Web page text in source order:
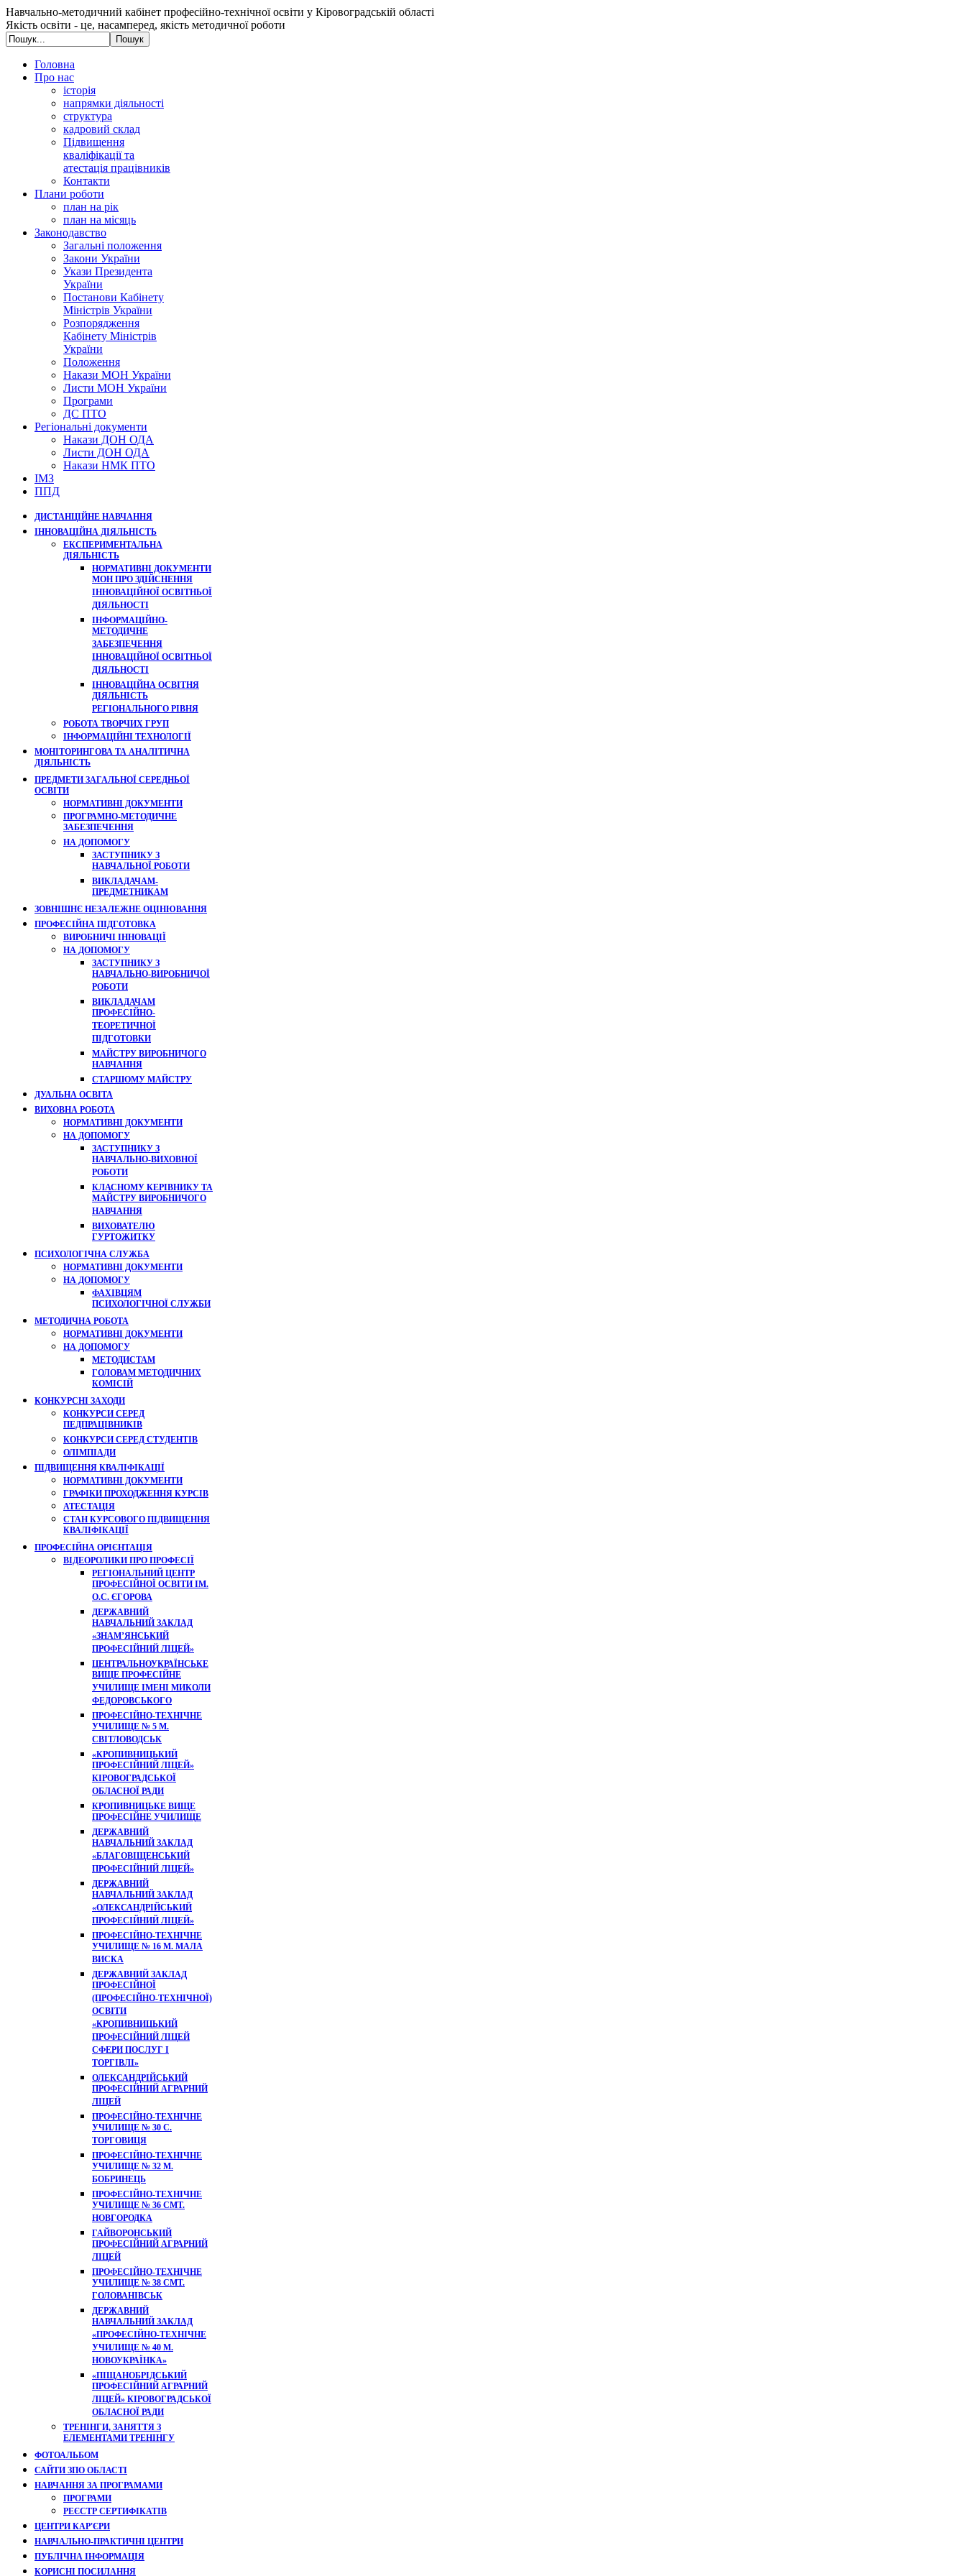
Навчально-методичний кабінет професійно-технічної освіти у Кіровоградській області
Якість освіти - це, насамперед, якість методичної роботи
Головна
Про нас
історія
напрямки діяльності
структура
кадровий склад
Підвищення
кваліфікації та
атестація працівників
Контакти
Плани роботи
план на рік
план на місяць
Законодавство
Загальні положення
Закони України
Укази Президента
України
Постанови Кабінету
Міністрів України
Розпорядження
Кабінету Міністрів
України
Положення
Накази МОН України
Листи МОН України
Програми
ДС ПТО
Регіональні документи
Накази ДОН ОДА
Листи ДОН ОДА
Накази НМК ПТО
ІМЗ
ППД
ДИСТАНЦІЙНЕ НАВЧАННЯ
ІННОВАЦІЙНА ДІЯЛЬНІСТЬ
ЕКСПЕРИМЕНТАЛЬНА
ДІЯЛЬНІСТЬ
НОРМАТИВНІ ДОКУМЕНТИ
МОН ПРО ЗДІЙСНЕННЯ
ІННОВАЦІЙНОЇ ОСВІТНЬОЇ
ДІЯЛЬНОСТІ
ІНФОРМАЦІЙНО-
МЕТОДИЧНЕ
ЗАБЕЗПЕЧЕННЯ
ІННОВАЦІЙНОЇ ОСВІТНЬОЇ
ДІЯЛЬНОСТІ
ІННОВАЦІЙНА ОСВІТНЯ
ДІЯЛЬНІСТЬ
РЕГІОНАЛЬНОГО РІВНЯ
РОБОТА ТВОРЧИХ ГРУП
ІНФОРМАЦІЙНІ ТЕХНОЛОГІЇ
МОНІТОРИНГОВА ТА АНАЛІТИЧНА
ДІЯЛЬНІСТЬ
ПРЕДМЕТИ ЗАГАЛЬНОЇ СЕРЕДНЬОЇ
ОСВІТИ
НОРМАТИВНІ ДОКУМЕНТИ
ПРОГРАМНО-МЕТОДИЧНЕ
ЗАБЕЗПЕЧЕННЯ
НА ДОПОМОГУ
ЗАСТУПНИКУ З
НАВЧАЛЬНОЇ РОБОТИ
ВИКЛАДАЧАМ-
ПРЕДМЕТНИКАМ
ЗОВНІШНЄ НЕЗАЛЕЖНЕ ОЦІНЮВАННЯ
ПРОФЕСІЙНА ПІДГОТОВКА
ВИРОБНИЧІ ІННОВАЦІЇ
НА ДОПОМОГУ
ЗАСТУПНИКУ З
НАВЧАЛЬНО-ВИРОБНИЧОЇ
РОБОТИ
ВИКЛАДАЧАМ
ПРОФЕСІЙНО-
ТЕОРЕТИЧНОЇ
ПІДГОТОВКИ
МАЙСТРУ ВИРОБНИЧОГО
НАВЧАННЯ
СТАРШОМУ МАЙСТРУ
ДУАЛЬНА ОСВІТА
ВИХОВНА РОБОТА
НОРМАТИВНІ ДОКУМЕНТИ
НА ДОПОМОГУ
ЗАСТУПНИКУ З
НАВЧАЛЬНО-ВИХОВНОЇ
РОБОТИ
КЛАСНОМУ КЕРІВНИКУ ТА
МАЙСТРУ ВИРОБНИЧОГО
НАВЧАННЯ
ВИХОВАТЕЛЮ
ГУРТОЖИТКУ
ПСИХОЛОГІЧНА СЛУЖБА
НОРМАТИВНІ ДОКУМЕНТИ
НА ДОПОМОГУ
ФАХІВЦЯМ
ПСИХОЛОГІЧНОЇ СЛУЖБИ
МЕТОДИЧНА РОБОТА
НОРМАТИВНІ ДОКУМЕНТИ
НА ДОПОМОГУ
МЕТОДИСТАМ
ГОЛОВАМ МЕТОДИЧНИХ
КОМІСІЙ
КОНКУРСНІ ЗАХОДИ
КОНКУРСИ СЕРЕД
ПЕДПРАЦІВНИКІВ
КОНКУРСИ СЕРЕД СТУДЕНТІВ
ОЛІМПІАДИ
ПІДВИЩЕННЯ КВАЛІФІКАЦІЇ
НОРМАТИВНІ ДОКУМЕНТИ
ГРАФІКИ ПРОХОДЖЕННЯ КУРСІВ
АТЕСТАЦІЯ
СТАН КУРСОВОГО ПІДВИЩЕННЯ
КВАЛІФІКАЦІЇ
ПРОФЕСІЙНА ОРІЄНТАЦІЯ
ВІДЕОРОЛИКИ ПРО ПРОФЕСІЇ
РЕГІОНАЛЬНИЙ ЦЕНТР
ПРОФЕСІЙНОЇ ОСВІТИ ІМ.
О.С. ЄГОРОВА
ДЕРЖАВНИЙ
НАВЧАЛЬНИЙ ЗАКЛАД
«ЗНАМ’ЯНСЬКИЙ
ПРОФЕСІЙНИЙ ЛІЦЕЙ»
ЦЕНТРАЛЬНОУКРАЇНСЬКЕ
ВИЩЕ ПРОФЕСІЙНЕ
УЧИЛИЩЕ ІМЕНІ МИКОЛИ
ФЕДОРОВСЬКОГО
ПРОФЕСІЙНО-ТЕХНІЧНЕ
УЧИЛИЩЕ № 5 М.
СВІТЛОВОДСЬК
«КРОПИВНИЦЬКИЙ
ПРОФЕСІЙНИЙ ЛІЦЕЙ»
КІРОВОГРАДСЬКОЇ
ОБЛАСНОЇ РАДИ
КРОПИВНИЦЬКЕ ВИЩЕ
ПРОФЕСІЙНЕ УЧИЛИЩЕ
ДЕРЖАВНИЙ
НАВЧАЛЬНИЙ ЗАКЛАД
«БЛАГОВІЩЕНСЬКИЙ
ПРОФЕСІЙНИЙ ЛІЦЕЙ»
ДЕРЖАВНИЙ
НАВЧАЛЬНИЙ ЗАКЛАД
«ОЛЕКСАНДРІЙСЬКИЙ
ПРОФЕСІЙНИЙ ЛІЦЕЙ»
ПРОФЕСІЙНО-ТЕХНІЧНЕ
УЧИЛИЩЕ № 16 М. МАЛА
ВИСКА
ДЕРЖАВНИЙ ЗАКЛАД
ПРОФЕСІЙНОЇ
(ПРОФЕСІЙНО-ТЕХНІЧНОЇ)
ОСВІТИ
«КРОПИВНИЦЬКИЙ
ПРОФЕСІЙНИЙ ЛІЦЕЙ
СФЕРИ ПОСЛУГ І
ТОРГІВЛІ»
ОЛЕКСАНДРІЙСЬКИЙ
ПРОФЕСІЙНИЙ АГРАРНИЙ
ЛІЦЕЙ
ПРОФЕСІЙНО-ТЕХНІЧНЕ
УЧИЛИЩЕ № 30 С.
ТОРГОВИЦЯ
ПРОФЕСІЙНО-ТЕХНІЧНЕ
УЧИЛИЩЕ № 32 М.
БОБРИНЕЦЬ
ПРОФЕСІЙНО-ТЕХНІЧНЕ
УЧИЛИЩЕ № 36 СМТ.
НОВГОРОДКА
ГАЙВОРОНСЬКИЙ
ПРОФЕСІЙНИЙ АГРАРНИЙ
ЛІЦЕЙ
ПРОФЕСІЙНО-ТЕХНІЧНЕ
УЧИЛИЩЕ № 38 СМТ.
ГОЛОВАНІВСЬК
ДЕРЖАВНИЙ
НАВЧАЛЬНИЙ ЗАКЛАД
«ПРОФЕСІЙНО-ТЕХНІЧНЕ
УЧИЛИЩЕ № 40 М.
НОВОУКРАЇНКА»
«ПІЩАНОБРІДСЬКИЙ
ПРОФЕСІЙНИЙ АГРАРНИЙ
ЛІЦЕЙ» КІРОВОГРАДСЬКОЇ
ОБЛАСНОЇ РАДИ
ТРЕНІНГИ, ЗАНЯТТЯ З
ЕЛЕМЕНТАМИ ТРЕНІНГУ
ФОТОАЛЬБОМ
САЙТИ ЗПО ОБЛАСТІ
НАВЧАННЯ ЗА ПРОГРАМАМИ
ПРОГРАМИ
РЕЄСТР СЕРТИФІКАТІВ
ЦЕНТРИ КАР'ЄРИ
НАВЧАЛЬНО-ПРАКТИЧНІ ЦЕНТРИ
ПУБЛІЧНА ІНФОРМАЦІЯ
КОРИСНІ ПОСИЛАННЯ